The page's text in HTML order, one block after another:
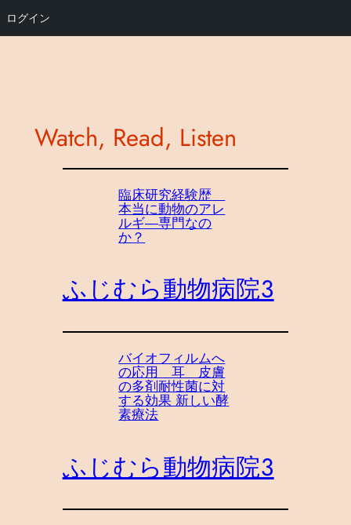
ログイン
Watch, Read, Listen
臨床研究経験歴
本当に動物のアレ
ルギ―専門なの
か？
ふじむら動物病院３
バイオフィルムへ
の応用 耳 皮膚
の多剤耐性菌に対
する効果 新しい酵
素療法
ふじむら動物病院３